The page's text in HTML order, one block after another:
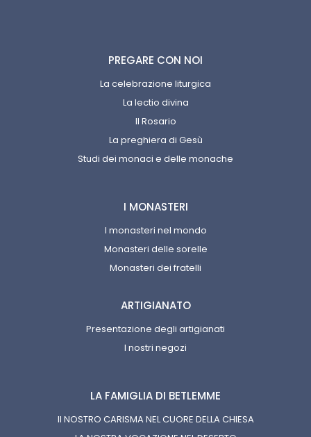
LA FAMIGLIA DI BETLEMME
Il NOSTRO CARISMA NEL CUORE DELLA CHIESA
I MONASTERI
I monasteri nel mondo
Monasteri delle sorelle
Monasteri dei fratelli
ARTIGIANATO
Presentazione degli artigianati
I nostri negozi
PREGARE CON NOI
La celebrazione liturgica
La lectio divina
Il Rosario
La preghiera di Gesù
Studi dei monaci e delle monache